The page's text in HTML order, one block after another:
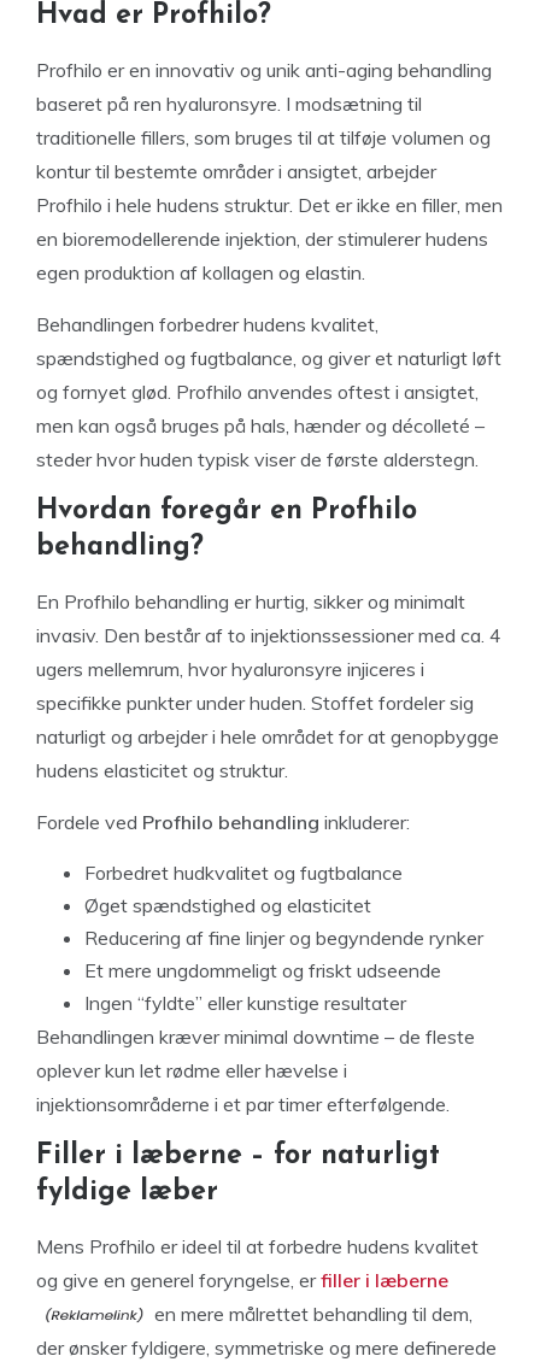
Hvad er Profhilo?
Profhilo er en innovativ og unik anti-aging behandling
baseret på ren hyaluronsyre. I modsætning til
traditionelle fillers, som bruges til at tilføje volumen og
kontur til bestemte områder i ansigtet, arbejder
Profhilo i hele hudens struktur. Det er ikke en filler, men
en bioremodellerende injektion, der stimulerer hudens
egen produktion af kollagen og elastin.
Behandlingen forbedrer hudens kvalitet,
spændstighed og fugtbalance, og giver et naturligt løft
og fornyet glød. Profhilo anvendes oftest i ansigtet,
men kan også bruges på hals, hænder og décolleté –
steder hvor huden typisk viser de første alderstegn.
Hvordan foregår en Profhilo
behandling?
En Profhilo behandling er hurtig, sikker og minimalt
invasiv. Den består af to injektionssessioner med ca. 4
ugers mellemrum, hvor hyaluronsyre injiceres i
specifikke punkter under huden. Stoffet fordeler sig
naturligt og arbejder i hele området for at genopbygge
hudens elasticitet og struktur.
Fordele ved Profhilo behandling inkluderer:
Forbedret hudkvalitet og fugtbalance
Øget spændstighed og elasticitet
Reducering af fine linjer og begyndende rynker
Et mere ungdommeligt og friskt udseende
Ingen “fyldte” eller kunstige resultater
Behandlingen kræver minimal downtime – de fleste
oplever kun let rødme eller hævelse i
injektionsområderne i et par timer efterfølgende.
Filler i læberne – for naturligt
fyldige læber
Mens Profhilo er ideel til at forbedre hudens kvalitet
og give en generel foryngelse, erfiller i læberne
en mere målrettet behandling til dem,
der ønsker fyldigere, symmetriske og mere definerede